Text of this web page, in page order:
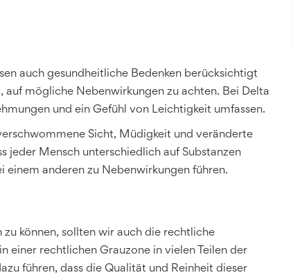
auch gesundheitliche Bedenken berücksichtigt
auf mögliche Nebenwirkungen zu achten. Bei Delta
und ein Gefühl von Leichtigkeit umfassen.
Sicht, Müdigkeit und veränderte
jeder Mensch unterschiedlich auf Substanzen
anderen zu Nebenwirkungen führen.
können, sollten wir auch die rechtliche
einer rechtlichen Grauzone in vielen Teilen der
führen, dass die Qualität und Reinheit dieser